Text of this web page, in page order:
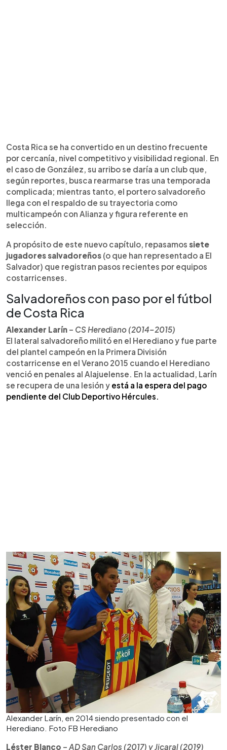
Costa Rica se ha convertido en un destino frecuente
por cercanía, nivel competitivo y visibilidad regional. En
el caso de González, su arribo se daría a un club que,
según reportes, busca rearmarse tras una temporada
complicada; mientras tanto, el portero salvadoreño
llega con el respaldo de su trayectoria como
multicampeón con Alianza y figura referente en
selección.
A propósito de este nuevo capítulo, repasamos siete
jugadores salvadoreños (o que han representado a El
Salvador) que registran pasos recientes por equipos
costarricenses.
Salvadoreños con paso por el fútbol
de Costa Rica
Alexander Larín – CS Herediano (2014–2015)
El lateral salvadoreño militó en el Herediano y fue parte
del plantel campeón en la Primera División
costarricense en el Verano 2015 cuando el Herediano
venció en penales al Alajuelense. En la actualidad, Larín
se recupera de una lesión y está a la espera del pago
pendiente del Club Deportivo Hércules.
Alexander Larín, en 2014 siendo presentado con el
Herediano. Foto FB Herediano
Léster Blanco – AD San Carlos (2017) y Jicaral (2019)